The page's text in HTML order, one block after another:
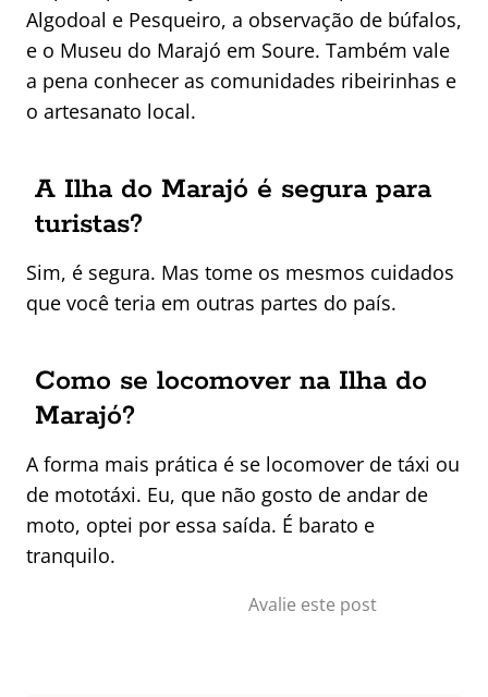
Algodoal e Pesqueiro, a observação de búfalos,
e o Museu do Marajó em Soure. Também vale
a pena conhecer as comunidades ribeirinhas e
o artesanato local.
A Ilha do Marajó é segura para
turistas?
Sim, é segura. Mas tome os mesmos cuidados
que você teria em outras partes do país.
Como se locomover na Ilha do
Marajó?
A forma mais prática é se locomover de táxi ou
de mototáxi. Eu, que não gosto de andar de
moto, optei por essa saída. É barato e
tranquilo.
Avalie este post